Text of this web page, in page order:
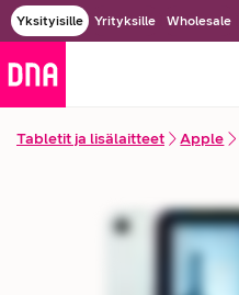
Yksityisille Yrityksille Wholesale
Tabletit ja lisälaitteet Apple